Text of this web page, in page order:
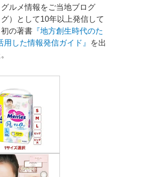
ルメ情報をご当地ブログ
グ）として10年以上発信して
の著書『地方創生時代のた
用した情報発信ガイド』
を出